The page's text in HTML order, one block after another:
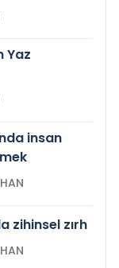
Yaz
insan
TARHAN
zihinsel zırh
TARHAN